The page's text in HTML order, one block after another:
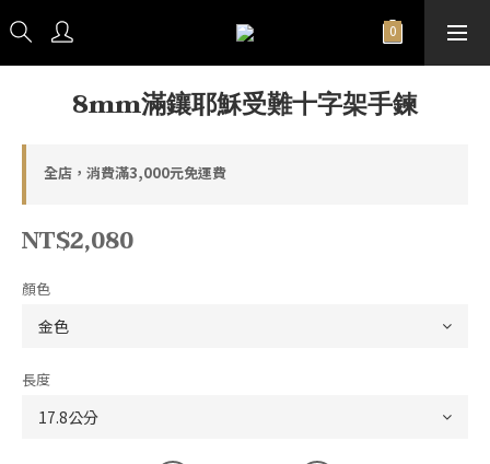
8mm滿鑲耶穌受難十字架手鍊
全店，消費滿3,000元免運費
NT$2,080
顏色
長度